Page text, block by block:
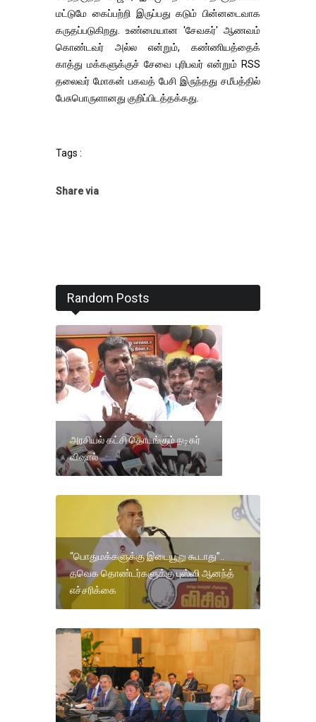
மட்டுமே கைப்பற்றி இருப்பது கடும் பின்னடைவாக
கருதப்படுகிறது. உண்மையான 'சேவகர்' ஆணவம்
கொண்டவர் அல்ல என்றும், கண்ணியத்தைக்
காத்து மக்களுக்குச் சேவை புரிபவர் என்றும் RSS
தலைவர் மோகன் பகவத் பேசி இருந்தது சமீபத்தில்
பேசுபொருளானது குறிப்பிடத்தக்கது.
Tags :
Share via
Random Posts
அரசியல் கட்சி தொடங்கும் நடிகர்
விஷால்
“பொதுமக்களுக்கு இடையூறு கூடாது”..
தவெக தொண்டர்களுக்கு புஸ்ஸி ஆனந்த்
எச்சரிக்கை